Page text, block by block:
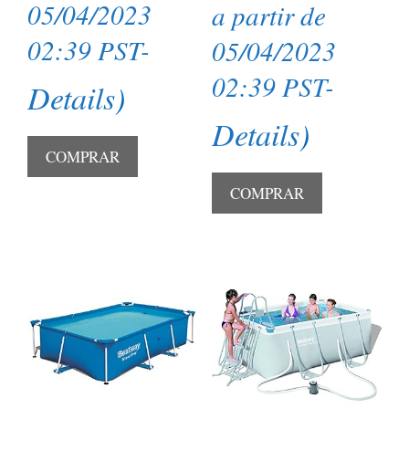
05/04/2023
02:39 PST-
Details)
COMPRAR
a partir de
05/04/2023
02:39 PST-
Details)
COMPRAR